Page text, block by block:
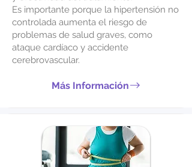
Es importante porque la hipertensión no
controlada aumenta el riesgo de
problemas de salud graves, como
ataque cardíaco y accidente
cerebrovascular.
Más Información